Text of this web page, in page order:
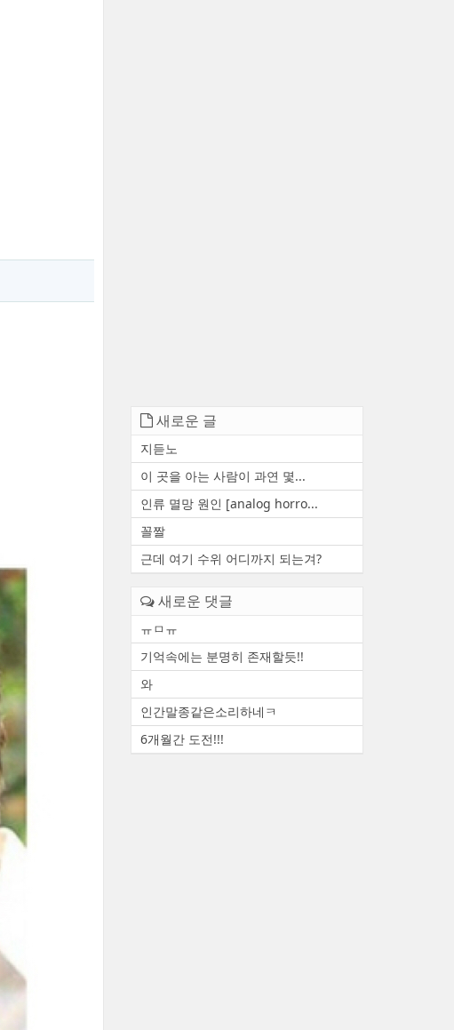
새로운 글
지듣노
이 곳을 아는 사람이 과연 몇...
인류 멸망 원인 [analog horro...
꼴짤
근데 여기 수위 어디까지 되는겨?
새로운 댓글
ㅠㅁㅠ
기억속에는 분명히 존재할듯!!
와
인간말종같은소리하네ㅋ
6개월간 도전!!!